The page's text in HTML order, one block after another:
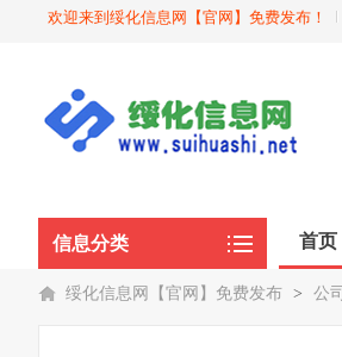
欢迎来到绥化信息网【官网】免费发布！
信息分类 首页
绥化信息网【官网】免费发布 > 公司